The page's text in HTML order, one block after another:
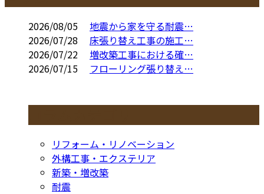
2026/08/05
地震から家を守る耐震…
2026/07/28
床張り替え工事の施工…
2026/07/22
増改築工事における確…
2026/07/15
フローリング張り替え…
リフォーム・リノベーション
外構工事・エクステリア
新築・増改築
耐震